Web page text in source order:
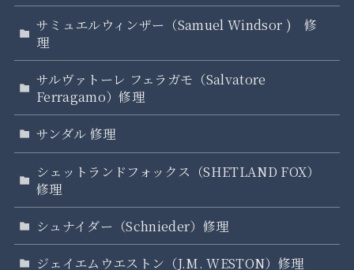
サミュエルウィンザー（Samuel Windsor ) 修
理
サルヴァトーレ フェラガモ（Salvatore
Ferragamo）修理
サンダル 修理
シェットランドフォックス（SHETLAND FOX）
修理
シュナイダー（Schnieder）修理
ジェイエムウエストン（J.M. WESTON）修理